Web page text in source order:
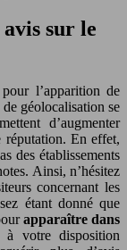
sur le
l’apparition de
géolocalisation se
d’augmenter
réputation. En effet,
des établissements
Ainsi, n’hésitez
concernant les
étant donné que
apparaître dans
votre disposition